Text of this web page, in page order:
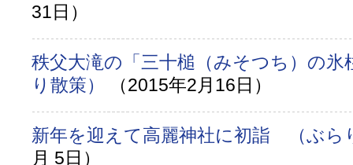
31日）
秩父大滝の「三十槌（みそつち）の氷
り散策）
（2015年2月16日）
新年を迎えて高麗神社に初詣 （ぶら
月 5日）